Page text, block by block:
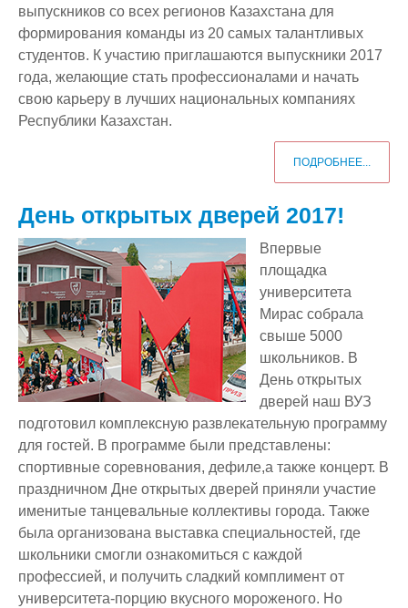
выпускников со всех регионов Казахстана для
формирования команды из 20 самых талантливых
студентов. К участию приглашаются выпускники 2017
года, желающие стать профессионалами и начать
свою карьеру в лучших национальных компаниях
Республики Казахстан.
ПОДРОБНЕЕ...
День открытых дверей 2017!
Впервые
площадка
университета
Мирас собрала
свыше 5000
школьников. В
День открытых
дверей наш ВУЗ
подготовил комплексную развлекательную программу
для гостей. В программе были представлены:
спортивные соревнования, дефиле,а также концерт. В
праздничном Дне открытых дверей приняли участие
именитые танцевальные коллективы города. Также
была организована выставка специальностей, где
школьники смогли ознакомиться с каждой
профессией, и получить сладкий комплимент от
университета-порцию вкусного мороженого. Но